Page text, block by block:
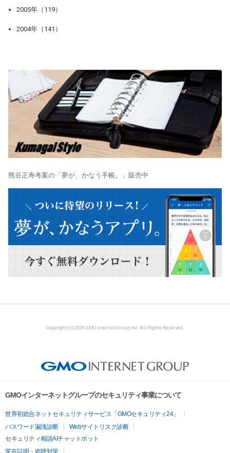
2005年（119）
2004年（141）
熊谷正寿考案の「夢が、かなう手帳。」販売中
Copyright (c) 2026 GMO Internet Group, Inc. All Rights Reserved.
GMOインターネットグループのセキュリティ事業について
世界初総合ネットセキュリティサービス「GMOセキュリティ24」
パスワード漏洩診断
Webサイトリスク診断
セキュリティ相談AIチャットボット
実在証明・盗聴対策